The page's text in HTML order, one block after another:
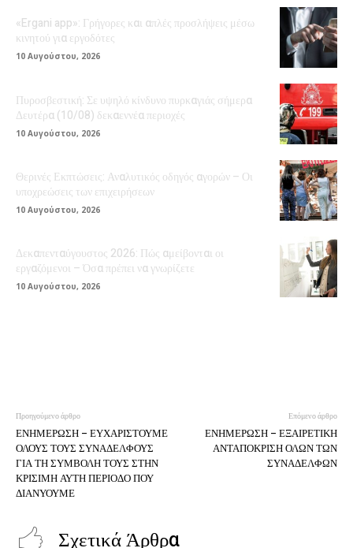
«Ergani app»: Γρήγορες και απλές προσλήψεις μέσω
κινητού για εργοδότες
10 Αυγούστου, 2026
Πυροσβεστική: Σε υψηλό κίνδυνο πυρκαγιάς σήμερα
Δευτέρα (10/08) δεκαεννέα περιοχές
10 Αυγούστου, 2026
Θερινές Εκπτώσεις: Αναλυτικός οδηγός αγορών – Οι
υποχρεώσεις των επιχειρήσεων
10 Αυγούστου, 2026
Δεκαπενταύγουστος 2026: Πώς αμείβονται οι
εργαζόμενοι – Όσα πρέπει να γνωρίζετε
10 Αυγούστου, 2026
Προηγούμενο άρθρο
ΕΝΗΜΕΡΩΣΗ – ΕΥΧΑΡΙΣΤΟΥΜΕ
ΟΛΟΥΣ ΤΟΥΣ ΣΥΝΑΔΕΛΦΟΥΣ
ΓΙΑ ΤΗ ΣΥΜΒΟΛΗ ΤΟΥΣ ΣΤΗΝ
ΚΡΙΣΙΜΗ ΑΥΤΗ ΠΕΡΙΟΔΟ ΠΟΥ
ΔΙΑΝΥΟΥΜΕ
Επόμενο άρθρο
ΕΝΗΜΕΡΩΣΗ – ΕΞΑΙΡΕΤΙΚΗ
ΑΝΤΑΠΟΚΡΙΣΗ ΟΛΩΝ ΤΩΝ
ΣΥΝΑΔΕΛΦΩΝ
Σχετικά Άρθρα